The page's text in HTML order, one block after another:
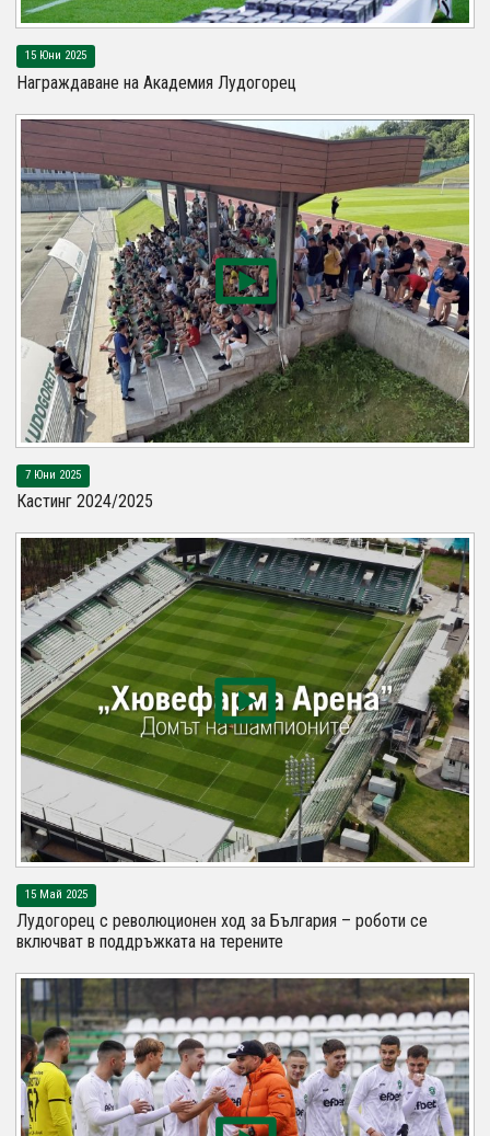
15 Юни 2025
Награждаване на Академия Лудогорец
7 Юни 2025
Кастинг 2024/2025
15 Май 2025
Лудогорец с революционен ход за България – роботи се
включват в поддръжката на терените